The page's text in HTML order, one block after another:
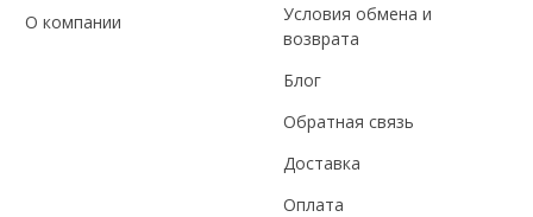
О компании
Условия обмена и
возврата
Блог
Обратная связь
Доставка
Оплата